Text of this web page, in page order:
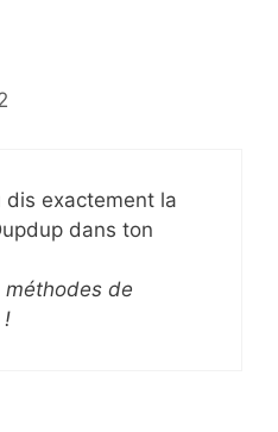
dis exactement la
dans ton
de
!